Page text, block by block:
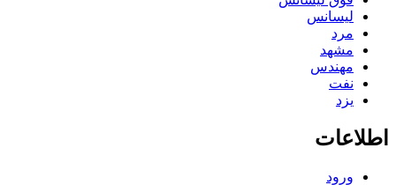
لیسانس
مرد
مشهد
مهندس
نفت
یزد
اطلاعات
ورود